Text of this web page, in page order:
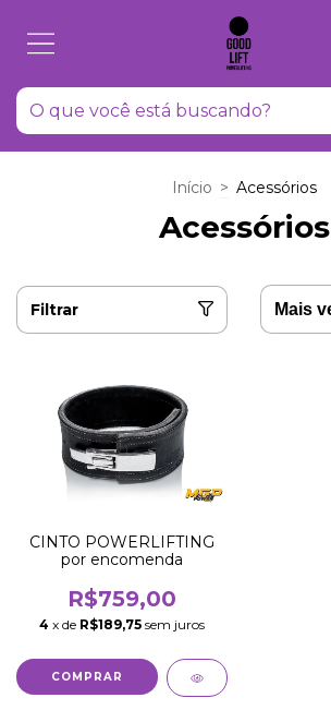
Início > Acessórios
Acessórios
Filtrar
CINTO POWERLIFTING
por encomenda
R$759,00
4 x de R$189,75 sem juros
COMPRAR